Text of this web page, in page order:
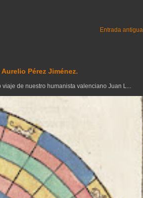
Entrada antigua
Pérez Jiménez.
de nuestro humanista valenciano Juan L...